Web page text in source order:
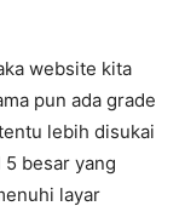
website kita
pun ada grade
lebih disukai
besar yang
layar